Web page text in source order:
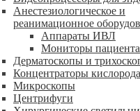
Анестезиологическое и
реанимационное
Аппараты ИВЛ
Мониторы пациента
Дерматоскопы и
Концентраторы кислорода
Микроскопы
Центрифуги